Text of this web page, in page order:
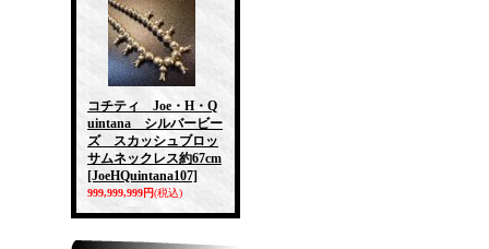
コチティ Joe・H・Q
uintana シルバービー
ズ スカッシュブロッ
サムネックレス約67cm
[JoeHQuintana107]
999,999,999円(税込)